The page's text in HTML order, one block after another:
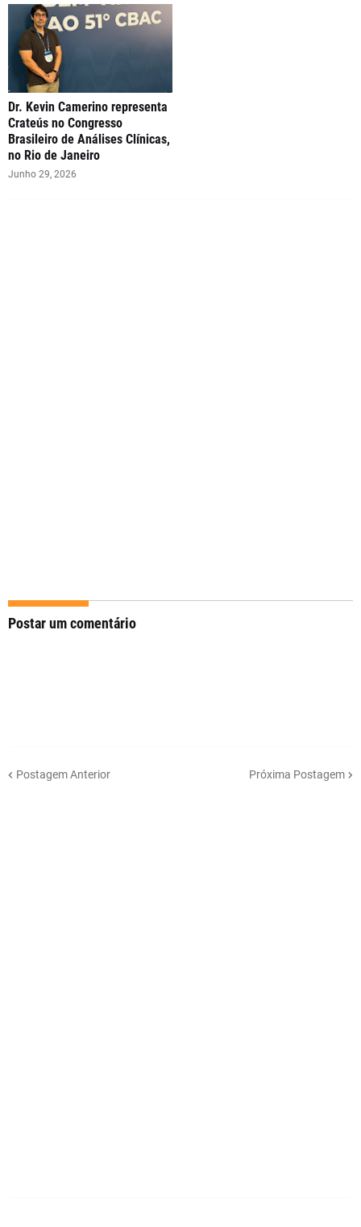
Dr. Kevin Camerino representa
Crateús no Congresso
Brasileiro de Análises Clínicas,
no Rio de Janeiro
Junho 29, 2026
Postar um comentário
Postagem Anterior Próxima Postagem